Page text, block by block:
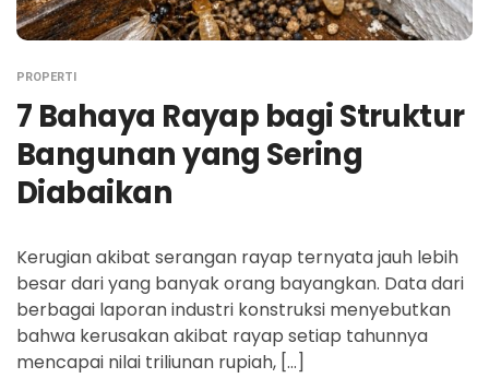
PROPERTI
7 Bahaya Rayap bagi Struktur
Bangunan yang Sering
Diabaikan
Kerugian akibat serangan rayap ternyata jauh lebih
besar dari yang banyak orang bayangkan. Data dari
berbagai laporan industri konstruksi menyebutkan
bahwa kerusakan akibat rayap setiap tahunnya
mencapai nilai triliunan rupiah, […]